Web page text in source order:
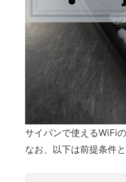
サイパンで使えるWiFiの
なお、以下は前提条件と